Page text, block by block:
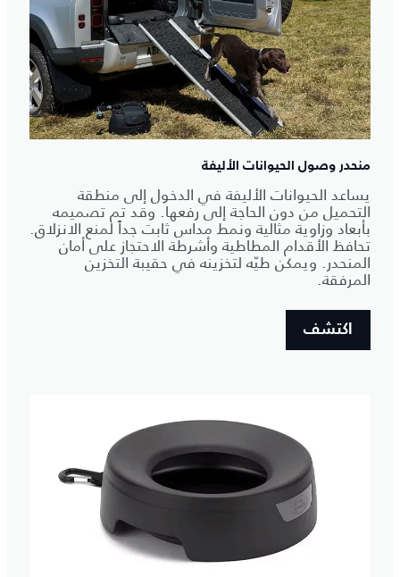
منحدر وصول الحيوانات الأليفة
يساعد الحيوانات الأليفة في الدخول إلى منطقة
التحميل من دون الحاجة إلى رفعها. وقد تم تصميمه
بأبعاد وزاوية مثالية ونمط مداس ثابت جداً لمنع الانزلاق.
تحافظ الأقدام المطاطية وأشرطة الاحتجاز على أمان
المنحدر. ويمكن طيّه لتخزينه في حقيبة التخزين
المرفقة.
اكتشف